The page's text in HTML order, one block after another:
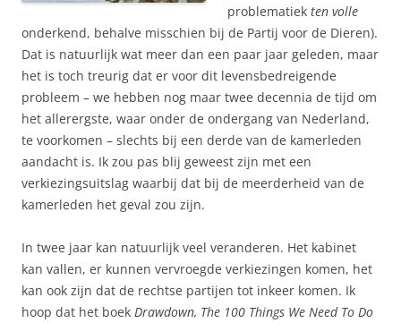
problematiek ten volle
onderkend, behalve misschien bij de Partij voor de Dieren).
Dat is natuurlijk wat meer dan een paar jaar geleden, maar
het is toch treurig dat er voor dit levensbedreigende
probleem – we hebben nog maar twee decennia de tijd om
het allerergste, waar onder de ondergang van Nederland,
te voorkomen – slechts bij een derde van de kamerleden
aandacht is. Ik zou pas blij geweest zijn met een
verkiezingsuitslag waarbij dat bij de meerderheid van de
kamerleden het geval zou zijn.
In twee jaar kan natuurlijk veel veranderen. Het kabinet
kan vallen, er kunnen vervroegde verkiezingen komen, het
kan ook zijn dat de rechtse partijen tot inkeer komen. Ik
hoop dat het boek Drawdown, The 100 Things We Need To Do